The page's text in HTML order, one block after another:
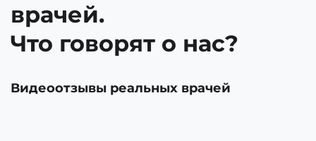
врачей.
Что говорят о нас?
Видеоотзывы реальных врачей